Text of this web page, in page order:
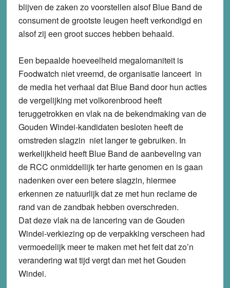
blijven de zaken zo voorstellen alsof Blue Band de
consument de grootste leugen heeft verkondigd en
alsof zij een groot succes hebben behaald.
Een bepaalde hoeveelheid megalomaniteit is
Foodwatch niet vreemd, de organisatie lanceert in
de media het verhaal dat Blue Band door hun acties
de vergelijking met volkorenbrood heeft
teruggetrokken en vlak na de bekendmaking van de
Gouden Windei-kandidaten besloten heeft de
omstreden slagzin niet langer te gebruiken. In
werkelijkheid heeft Blue Band de aanbeveling van
de RCC onmiddellijk ter harte genomen en is gaan
nadenken over een betere slagzin, hiermee
erkennen ze natuurlijk dat ze met hun reclame de
rand van de zandbak hebben overschreden.
Dat deze vlak na de lancering van de Gouden
Windei-verkiezing op de verpakking verscheen had
vermoedelijk meer te maken met het feit dat zo’n
verandering wat tijd vergt dan met het Gouden
Windei.